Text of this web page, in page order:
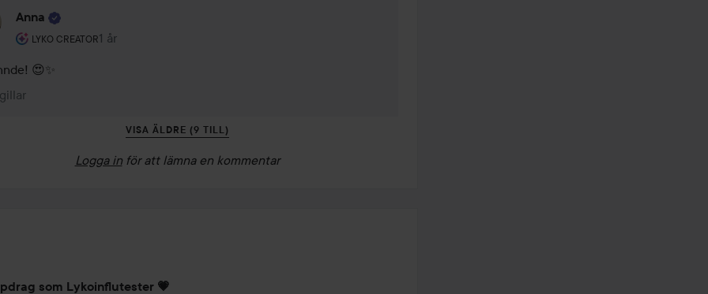
Anna
LYKO CREATOR
Användarens roll: Lyko Creator.
1 år
Kommentaren lades 1 år
😍✨
VISA ÄLDRE (9 TILL)
Logga in för att lämna en kommentar
som Lykoinflutester 💗